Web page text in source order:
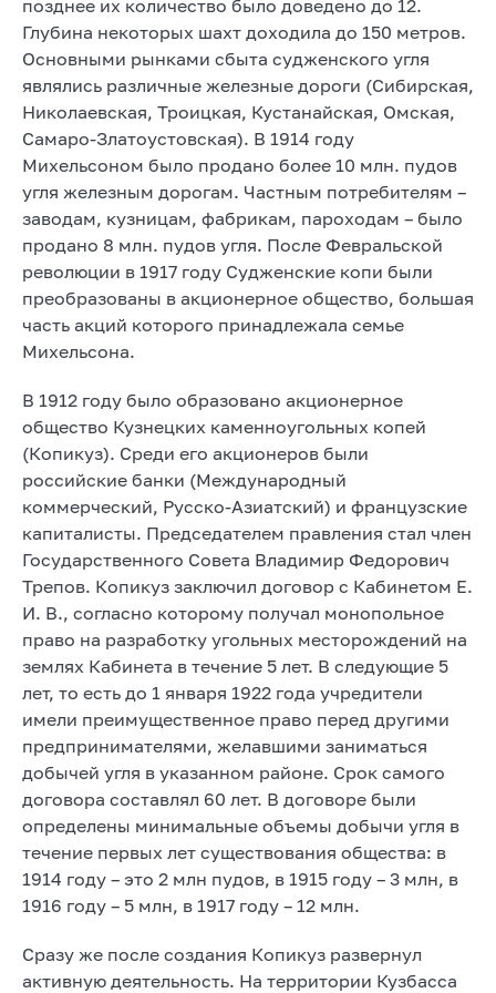
позднее их количество было доведено до 12.
Глубина некоторых шахт доходила до 150 метров.
Основными рынками сбыта судженского угля
являлись различные железные дороги (Сибирская,
Николаевская, Троицкая, Кустанайская, Омская,
Самаро-Златоустовская). В 1914 году
Михельсоном было продано более 10 млн. пудов
угля железным дорогам. Частным потребителям –
заводам, кузницам, фабрикам, пароходам – было
продано 8 млн. пудов угля. После Февральской
революции в 1917 году Судженские копи были
преобразованы в акционерное общество, большая
часть акций которого принадлежала семье
Михельсона.
В 1912 году было образовано акционерное
общество Кузнецких каменноугольных копей
(Копикуз). Среди его акционеров были
российские банки (Международный
коммерческий, Русско-Азиатский) и французские
капиталисты. Председателем правления стал член
Государственного Совета Владимир Федорович
Трепов. Копикуз заключил договор с Кабинетом Е.
И. В., согласно которому получал монопольное
право на разработку угольных месторождений на
землях Кабинета в течение 5 лет. В следующие 5
лет, то есть до 1 января 1922 года учредители
имели преимущественное право перед другими
предпринимателями, желавшими заниматься
добычей угля в указанном районе. Срок самого
договора составлял 60 лет. В договоре были
определены минимальные объемы добычи угля в
течение первых лет существования общества: в
1914 году – это 2 млн пудов, в 1915 году – 3 млн, в
1916 году – 5 млн, в 1917 году – 12 млн.
Сразу же после создания Копикуз развернул
активную деятельность. На территории Кузбасса